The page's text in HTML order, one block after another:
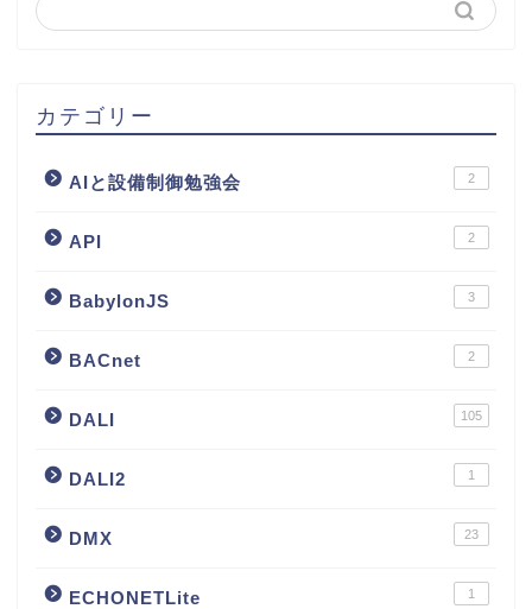
カテゴリー
AIと設備制御勉強会 2
API 2
BabylonJS 3
BACnet 2
DALI 105
DALI2 1
DMX 23
ECHONETLite 1